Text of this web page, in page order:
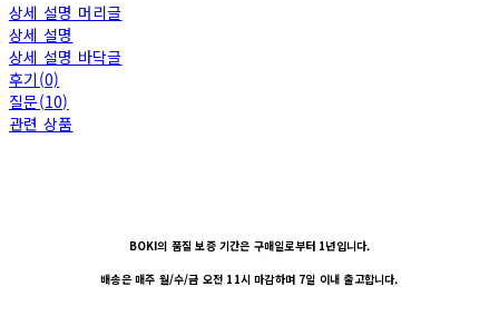
상세 설명 머리글
상세 설명
상세 설명 바닥글
후기(0)
질문(10)
관련 상품
BOKI의 품질 보증 기간은 구매일로부터 1년입니다.
배송은 매주 월/수/금 오전 11시 마감하며 7일 이내 출고합니다.